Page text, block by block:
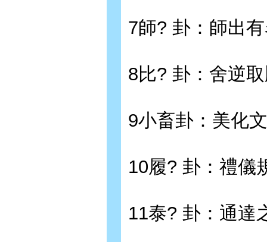
7師? 卦：師出
8比? 卦：舍逆
9小畜卦：美化
10履? 卦：禮儀
11泰? 卦：通達